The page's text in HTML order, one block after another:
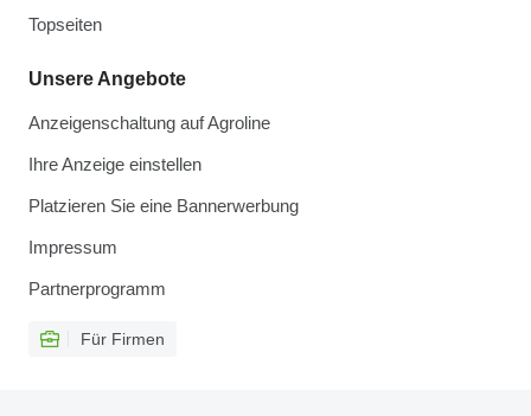
Topseiten
Unsere Angebote
Anzeigenschaltung auf Agroline
Ihre Anzeige einstellen
Platzieren Sie eine Bannerwerbung
Impressum
Partnerprogramm
Für Firmen